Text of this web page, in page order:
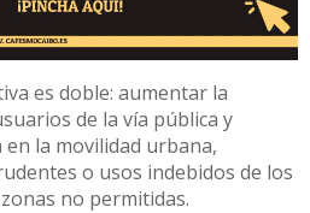
es doble: aumentar la
de la vía pública y
la movilidad urbana,
o usos indebidos de los
no permitidas.